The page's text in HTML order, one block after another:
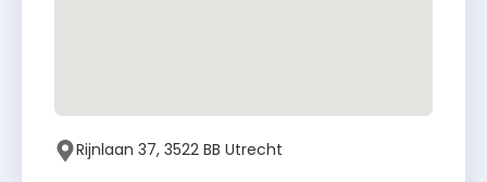
Rijnlaan 37, 3522 BB Utrecht